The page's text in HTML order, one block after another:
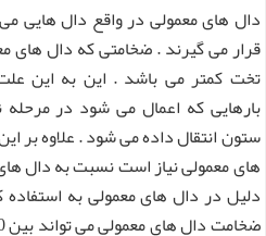
دال های معمولی در واقع دال هایی
قرار می گیرند . ضخامتی که دال های
تخت کمتر می باشد . این به این
بارهایی که اعمال می شود در
ستون انتقال داده می شود . علاوه بر
های معمولی نیاز است نسبت به دال
دلیل در دال های معمولی به